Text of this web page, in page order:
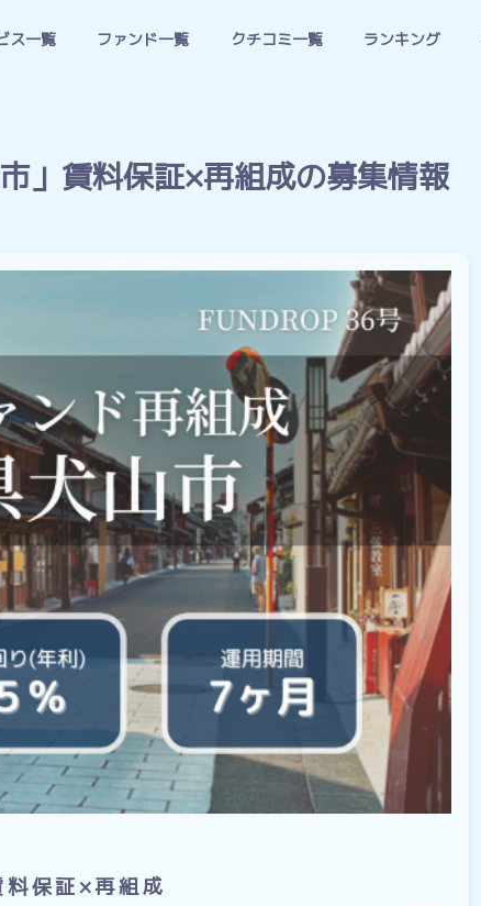
ス一覧 ファンド一覧 クチコミ一覧 ランキング
」賃料保証×再組成の募集情報
保証×再組成